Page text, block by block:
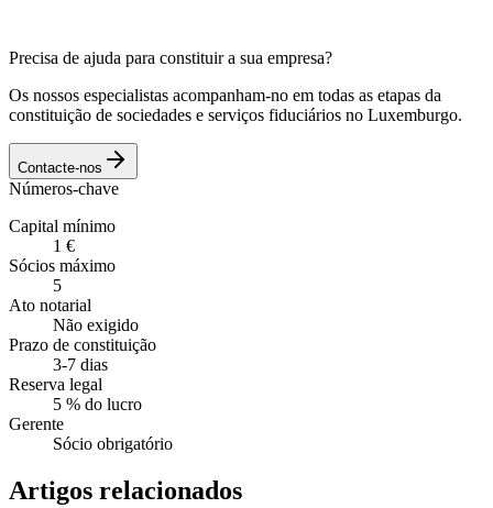
Precisa de ajuda para constituir a sua empresa?
Os nossos especialistas acompanham-no em todas as etapas da
constituição de sociedades e serviços fiduciários no Luxemburgo.
Contacte-nos
Números-chave
Capital mínimo
1 €
Sócios máximo
5
Ato notarial
Não exigido
Prazo de constituição
3-7 dias
Reserva legal
5 % do lucro
Gerente
Sócio obrigatório
Artigos relacionados